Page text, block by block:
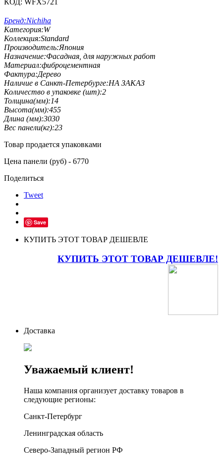
Бренд:Nichiha
Категория:W
Коллекция:Standard
Производитель:Япония
Назначение:Фасадная, для наружных работ
Материал:фиброцементная
Фактура:Дерево
Наличие в Санкт-Петербурге:НА ЗАКАЗ
Количество в упаковке (шт):2
Толщина(мм):14
Высота(мм):455
Длина (мм):3030
Вес панели(кг):23
Товар продается упаковками
Цена панели (руб) - 6770
Поделиться
Tweet
Save
КУПИТЬ ЭТОТ ТОВАР ДЕШЕВЛЕ
КУПИТЬ ЭТОТ ТОВАР ДЕШЕВЛЕ!
Доставка
Уважаемый клиент!
Наша компания организует доставку товаров в
следующие регионы:
Санкт-Петербург
Ленинградская область
Северо-Западный регион РФ